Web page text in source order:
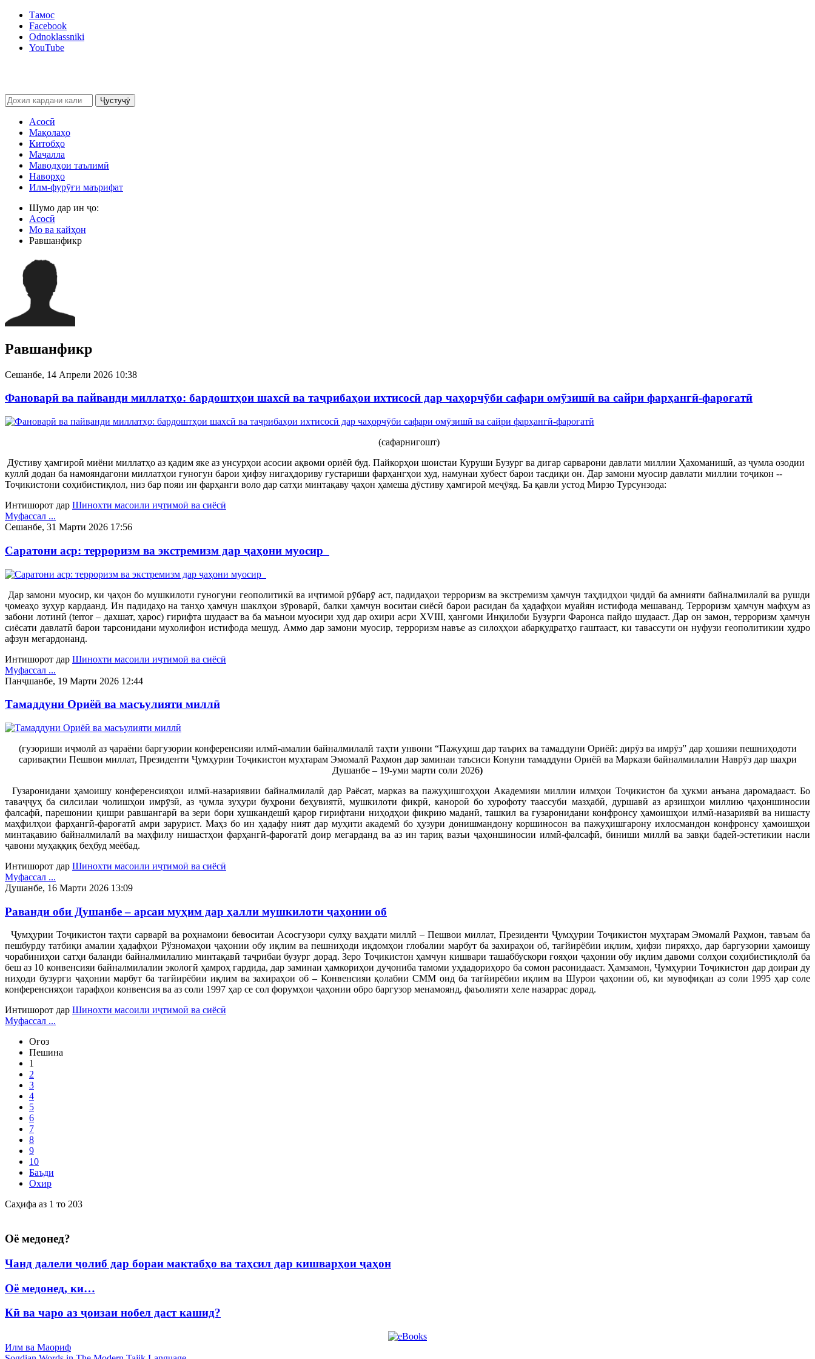
Тамос
Facebook
Odnoklassniki
YouTube
Ҷустуҷӯ
Асосӣ
Мақолаҳо
Китобҳо
Маҷалла
Маводҳои таълимӣ
Наворҳо
Илм-фурӯғи маърифат
Шумо дар ин ҷо:
Асосӣ
Мо ва кайҳон
Равшанфикр
Равшанфикр
Сешанбе, 14 Апрели 2026 10:38
Фановарӣ ва пайванди миллатҳо: бардоштҳои шахсӣ ва таҷрибаҳои ихтисосӣ дар чаҳорчӯби сафари омӯзишӣ ва сайри фарҳангӣ-фароғатӣ
(сафарнигошт)
Дӯстиву ҳамгироӣ миёни миллатҳо аз қадим яке аз унсурҳои асосии ақвоми ориёӣ буд. Пайкорҳои шоистаи Куруши Бузург ва дигар сарварони давлати миллии Ҳахоманишӣ, аз ҷумла озодии
куллӣ додан ба намояндагони миллатҳои гуногун барои ҳифзу нигаҳдориву густариши фарҳангҳои худ, намунаи хубест барои тасдиқи он. Дар замони муосир давлати миллии тоҷикон --
Тоҷикистони соҳибистиқлол, низ бар пояи ин фарҳанги воло дар сатҳи минтақаву ҷаҳон ҳамеша дӯстиву ҳамгироӣ меҷӯяд. Ба қавли устод Мирзо Турсунзода:
Интишорот дар Шинохти масоили иҷтимоӣ ва сиёсӣ
Муфассал ...
Сешанбе, 31 Марти 2026 17:56
Саратони аср: терроризм ва экстремизм дар ҷаҳони муосир
Дар замони муосир, ки ҷаҳон бо мушкилоти гуногуни геополитикӣ ва иҷтимоӣ рӯбарӯ аст, падидаҳои терроризм ва экстремизм ҳамчун таҳдидҳои ҷиддӣ ба амнияти байналмилалӣ ва рушди
ҷомеаҳо зуҳур кардаанд. Ин падидаҳо на танҳо ҳамчун шаклҳои зӯроварӣ, балки ҳамчун воситаи сиёсӣ барои расидан ба ҳадафҳои муайян истифода мешаванд. Терроризм ҳамчун мафҳум аз
забони лотинӣ (terror – дахшат, ҳарос) гирифта шудааст ва ба маънои муосири худ дар охири асри XVIII, ҳангоми Инқилоби Бузурги Фаронса пайдо шудааст. Дар он замон, терроризм ҳамчун
сиёсати давлатӣ барои тарсонидани мухолифон истифода мешуд. Аммо дар замони муосир, терроризм навъе аз силоҳҳои абарқудратҳо гаштааст, ки тавассути он нуфузи геополитикии худро
афзун мегардонанд.
Интишорот дар Шинохти масоили иҷтимоӣ ва сиёсӣ
Муфассал ...
Панҷшанбе, 19 Марти 2026 12:44
Тамаддуни Ориёӣ ва масъулияти миллӣ
(гузориши иҷмолӣ аз ҷараёни баргузории конференсияи илмӣ-амалии байналмилалӣ таҳти унвони “Пажуҳиш дар таърих ва тамаддуни Ориёӣ: дирӯз ва имрӯз” дар ҳошияи пешниҳодоти
саривақтии Пешвои миллат, Президенти Ҷумҳурии Тоҷикистон муҳтарам Эмомалӣ Раҳмон дар заминаи таъсиси Конуни тамаддуни Ориёӣ ва Маркази байналмилалии Наврӯз дар шаҳри
Душанбе – 19-уми марти соли 2026)
Гузаронидани ҳамоишу конференсияҳои илмӣ-назариявии байналмилалӣ дар Раёсат, марказ ва пажуҳишгоҳҳои Академияи миллии илмҳои Тоҷикистон ба ҳукми анъана даромадааст. Бо
таваҷҷуҳ ба силсилаи чолишҳои имрӯзӣ, аз ҷумла зуҳури буҳрони беҳувиятӣ, мушкилоти фикрӣ, канороӣ бо хурофоту таассуби мазҳабӣ, дуршавӣ аз арзишҳои миллию ҷаҳоншиносии
фалсафӣ, парешонии қишри равшангарӣ ва зери бори хушкандешӣ қарор гирифтани ниҳодҳои фикрию маданӣ, ташкил ва гузаронидани конфронсу ҳамоишҳои илмӣ-назариявӣ ва нишасту
маҳфилҳои фарҳангӣ-фароғатӣ амри зарурист. Маҳз бо ин ҳадафу ният дар муҳити академӣ бо ҳузури донишмандону коршиносон ва пажуҳишгарону ихлосмандон конфронсу ҳамоишҳои
минтақавию байналмилалӣ ва маҳфилу нишастҳои фарҳангӣ-фароғатӣ доир мегарданд ва аз ин тариқ вазъи ҷаҳоншиносии илмӣ-фалсафӣ, биниши миллӣ ва завқи бадеӣ-эстетикии насли
ҷавони муҳаққиқ беҳбуд меёбад.
Интишорот дар Шинохти масоили иҷтимоӣ ва сиёсӣ
Муфассал ...
Душанбе, 16 Марти 2026 13:09
Раванди оби Душанбе – арсаи муҳим дар ҳалли мушкилоти ҷаҳонии об
Ҷумҳурии Тоҷикистон таҳти сарварӣ ва роҳнамоии бевоситаи Асосгузори сулҳу ваҳдати миллӣ – Пешвои миллат, Президенти Ҷумҳурии Тоҷикистон муҳтарам Эмомалӣ Раҳмон, тавъам ба
пешбурду татбиқи амалии ҳадафҳои Рўзномаҳои ҷаҳонии обу иқлим ва пешниҳоди иқдомҳои глобалии марбут ба захираҳои об, тағйирёбии иқлим, ҳифзи пиряхҳо, дар баргузории ҳамоишу
чорабиниҳои сатҳи баланди байналмилалию минтақавӣ таҷрибаи бузург дорад. Зеро Тоҷикистон ҳамчун кишвари ташаббускори ғояҳои ҷаҳонии обу иқлим давоми солҳои соҳибистиқлолӣ ба
беш аз 10 конвенсияи байналмилалии экологӣ ҳамроҳ гардида, дар заминаи ҳамкориҳои дуҷониба тамоми уҳдадориҳоро ба сомон расонидааст. Ҳамзамон, Ҷумҳурии Тоҷикистон дар доираи ду
ниҳоди бузурги ҷаҳонии марбут ба тағйирёбии иқлим ва захираҳои об – Конвенсияи қолабии СММ оид ба тағйирёбии иқлим ва Шурои ҷаҳонии об, ки мувофиқан аз соли 1995 ҳар соле
конференсияҳои тарафҳои конвенсия ва аз соли 1997 ҳар се сол форумҳои ҷаҳонии обро баргузор менамоянд, фаъолияти хеле назаррас дорад.
Интишорот дар Шинохти масоили иҷтимоӣ ва сиёсӣ
Муфассал ...
Оғоз
Пешина
1
2
3
4
5
6
7
8
9
10
Баъди
Охир
Саҳифа аз 1 то 203
Оё медонед?
Чанд далели ҷолиб дар бораи мактабҳо ва таҳсил дар кишварҳои ҷаҳон
Оё медонед, ки…
Кӣ ва чаро аз ҷоизаи нобел даст кашид?
Илм ва Маориф